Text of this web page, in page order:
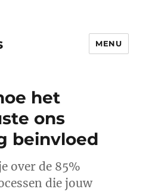
MENU
het
ons
beinvloed
over de 85%
die jouw